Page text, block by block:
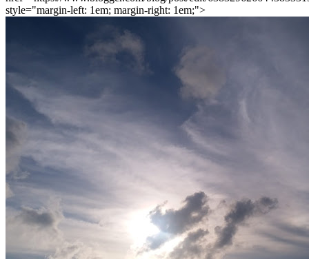
style="margin-left: 1em; margin-right: 1em;">